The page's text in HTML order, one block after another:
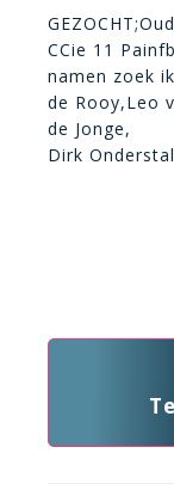
CCie 11
namen zoek
de Rooy,Leo
de Jonge,
Dirk